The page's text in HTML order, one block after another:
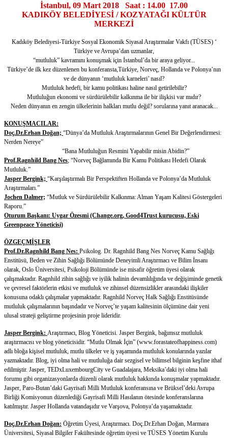
İstanbul, 09 Mart 2018 Saat : 14.00 17.00
KADIKÖY BELEDİYESİ / KOZYATAĞI KÜLTÜR
MERKEZİ
Kadıköy Belediyesi-Türkiye Sosyal Ekonomik Siyasal Araştırmalar Vakfı (TÜSES) ‘
Türkiye ve Avrupa’dan uzmanlar,
“mutluluk” kavramını konuşmak için İstanbul’da bir araya geliyor...
Türkiye’de ilk kez düzenlenen bu konferansta,Türkiye, Norveç, Hollanda ve Polonya’nın
ve de dünyanın ‘mutluluk karneleri’ nasıl?
Mutluluk hedefi, bir kamu politikası haline nasıl getirilebilir?
Mutluluğun ekonomi ve sürdürülebilir kalkınma ile bir ilişkisi var mıdır?
Neden dünyanın en zengin ülkelerinin halkları mutlu değil? sorularına yanıt aranacak...
KONUŞMACILAR:
Doç.Dr.Erhan Doğan; “Dünya’da Mutluluk Araştırmalarının Genel Bir Değerlendirmesi:
Nerden Nereye”
“Bana Mutluluğun Resmini Yapabilir misin Abidin?”
Prof.Ragnhild Bang Nes; “Norveç Bağlamında Bir Kamu Politikası Hedefi Olarak
Mutluluk.”
Jasper Bergink; “Karşılaştırmalı Bir Perspektiften Hollanda ve Polonya’da Mutluluk
Araştırmaları.”
Jochen Dalmer; “Mutluk ve Sürdürülebilir Kalkınma: Alman Yaşam Kalitesi Göstergeleri
Raporu.”
Oturum Başkanı: Uygar Özesmi (Change.org, Good4Trust kurucusu, Eski
Greenpeace Yöneticisi)
ÖZGEÇMİŞLER
Prof.Dr.Ragnhild Bang Nes: Psikolog. Dr. Ragnhild Bang Nes Norveç Kamu Sağlığı
Enstitüsü, Beden ve Zihin Sağlığı Bölümünde Deneyimli Araştırmacı ve Bilim İnsanı
olarak, Oslo Üniversitesi, Psikoloji Bölümünde ise misafir öğretim üyesi olarak
çalışmaktadır. Ragnhild zihin sağlığı ve iyilik halinin devamlılığında ve değişiminde genetik
ve çevresel faktörlerin etkisi ve mutluluk ve zihinsel düzensizlikler arasındaki ilişkiler
konusuna odaklı çalışmalar yapmaktadır. Ragnhild Norveç Halk Sağlığı Enstitüsünde
mutluluk çalışmalarının başındadır ve Norveç’te yaşam kalitesinin ölçümüne dair yeni
ulusal strateji geliştirme projesinin proje lideridir.
Jasper Bergink: Araştırmacı, Blog Yöneticisi. Jasper Bergink, bağımsız mutluluk
araştırmacısı ve blog yöneticisidir. “Mutlu Olmak İçin” (www.forastateofhappiness.com)
adlı bloğa kişisel mutluluk, mutlu ülkeler ve iş yaşamında mutluluk konularında yazılar
yazmaktadır. Blog, iyi olma hali ve mutluluğa dair sezgisel ve bilimsel bilginin keşfine ithaf
edilmiştir. Jasper, TEDxLuxembourgCity ve Guadalajara, Meksika’daki iyi olma hali
forumu gibi organizasyonlarda düzenli olarak mutluluk hakkında konuşmalar yapmaktadır.
Jasper, Paro-Butan’daki Gayrisafi Milli Mutluluk konferansına ve Brüksel’deki Avrupa
Birliği Komisyonun düzenlediği Gayrisafi Milli Hasılanın ötesinde konferanslarına
katılmıştır. Jasper Hollanda vatandaşıdır ve Varşova, Polonya’da yaşamaktadır.
Doç.Dr.Erhan Doğan: Öğretim Üyesi, Araştırmacı. Doç.Dr.Erhan Doğan, Marmara
Üniversitesi, Siyasal Bilgiler Fakültesinde öğretim üyesi ve TÜSES Yönetim Kurulu